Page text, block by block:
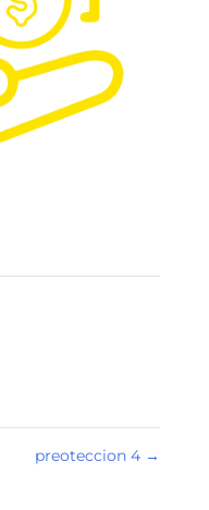
preoteccion 4 →